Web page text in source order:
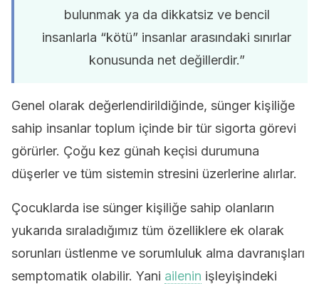
bulunmak ya da dikkatsiz ve bencil
insanlarla “kötü” insanlar arasındaki sınırlar
konusunda net değillerdir.”
Genel olarak değerlendirildiğinde, sünger kişiliğe
sahip insanlar toplum içinde bir tür sigorta görevi
görürler. Çoğu kez günah keçisi durumuna
düşerler ve tüm sistemin stresini üzerlerine alırlar.
Çocuklarda ise sünger kişiliğe sahip olanların
yukarıda sıraladığımız tüm özelliklere ek olarak
sorunları üstlenme ve sorumluluk alma davranışları
semptomatik olabilir. Yani ailenin işleyişindeki